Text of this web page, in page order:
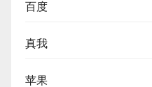
百度
真我
苹果